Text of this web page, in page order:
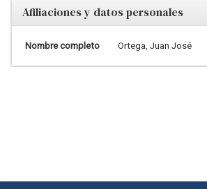
Afiliaciones y datos personales
Nombre completo Ortega, Juan José